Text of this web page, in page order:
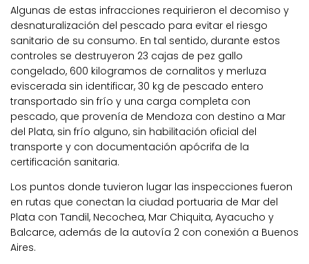
Algunas de estas infracciones requirieron el decomiso y
desnaturalización del pescado para evitar el riesgo
sanitario de su consumo. En tal sentido, durante estos
controles se destruyeron 23 cajas de pez gallo
congelado, 600 kilogramos de cornalitos y merluza
eviscerada sin identificar, 30 kg de pescado entero
transportado sin frío y una carga completa con
pescado, que provenía de Mendoza con destino a Mar
del Plata, sin frío alguno, sin habilitación oficial del
transporte y con documentación apócrifa de la
certificación sanitaria.
Los puntos donde tuvieron lugar las inspecciones fueron
en rutas que conectan la ciudad portuaria de Mar del
Plata con Tandil, Necochea, Mar Chiquita, Ayacucho y
Balcarce, además de la autovía 2 con conexión a Buenos
Aires.